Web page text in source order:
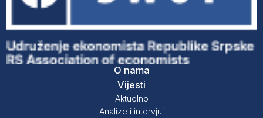
O nama
Vijesti
Aktuelno
Analize i intervjui